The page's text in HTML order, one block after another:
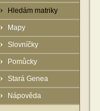
Hledám matriky
Mapy
Slovníčky
Pomůcky
Stará Genea
Nápověda